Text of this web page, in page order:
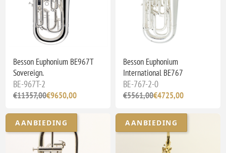
Besson Euphonium BE967T
Sovereign.
BE-967T-2
€11357,00€9650,00
Besson Euphonium
International BE767
BE-767-2-0
€5561,00€4725,00
AANBIEDING AANBIEDING